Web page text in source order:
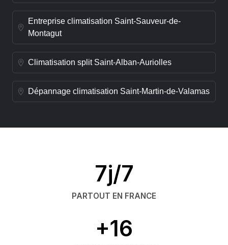
Entreprise climatisation Saint-Sauveur-de-
Montagut
Climatisation split Saint-Alban-Auriolles
Dépannage climatisation Saint-Martin-de-Valamas
7j/7
PARTOUT EN FRANCE
+16